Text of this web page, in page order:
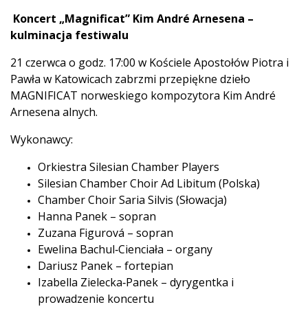
Koncert „Magnificat” Kim André Arnesena –
kulminacja festiwalu
21 czerwca o godz. 17:00 w Kościele Apostołów Piotra i
Pawła w Katowicach zabrzmi przepiękne dzieło
MAGNIFICAT norweskiego kompozytora Kim André
Arnesena alnych.
Wykonawcy:
Orkiestra Silesian Chamber Players
Silesian Chamber Choir Ad Libitum (Polska)
Chamber Choir Saria Silvis (Słowacja)
Hanna Panek – sopran
Zuzana Figurová – sopran
Ewelina Bachul‑Cienciała – organy
Dariusz Panek – fortepian
Izabella Zielecka‑Panek – dyrygentka i
prowadzenie koncertu